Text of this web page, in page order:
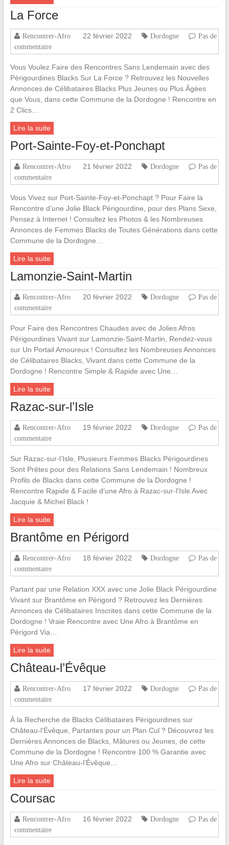
La Force
Rencontrer-Afro 22 février 2022 Dordogne
Pas de
commentaire
Vous Voulez Faire des Rencontres Sans Lendemain avec des
Périgourdines Blacks Sur La Force ? Retrouvez les Nouvelles
Annonces de Célibataires Blacks Plus Jeunes ou Plus Âgées
que Vous, dans cette Commune de la Dordogne ! Rencontre en
2 Clics…
Lire la suite
Port-Sainte-Foy-et-Ponchapt
Rencontrer-Afro 21 février 2022 Dordogne
Pas de
commentaire
Vous Vivez sur Port-Sainte-Foy-et-Ponchapt ? Pour Faire la
Rencontre d’une Jolie Black Périgourdine, pour des Plans Sexe,
Pensez à Internet ! Consultez les Photos & les Nombreuses
Annonces de Femmes Blacks de Toutes Générations dans cette
Commune de la Dordogne…
Lire la suite
Lamonzie-Saint-Martin
Rencontrer-Afro 20 février 2022 Dordogne
Pas de
commentaire
Pour Faire des Rencontres Chaudes avec de Jolies Afros
Périgourdines Vivant sur Lamonzie-Saint-Martin, Rendez-vous
sur Un Portail Amoureux ! Consultez les Nombreuses Annonces
de Célibataires Blacks, Vivant dans cette Commune de la
Dordogne ! Rencontre Simple & Rapide avec Une…
Lire la suite
Razac-sur-l’Isle
Rencontrer-Afro 19 février 2022 Dordogne
Pas de
commentaire
Sur Razac-sur-l’Isle, Plusieurs Femmes Blacks Périgourdines
Sont Prêtes pour des Relations Sans Lendemain ! Nombreux
Profils de Blacks dans cette Commune de la Dordogne !
Rencontre Rapide & Facile d’une Afro à Razac-sur-l’Isle Avec
Jacquie & Michel Black !
Lire la suite
Brantôme en Périgord
Rencontrer-Afro 18 février 2022 Dordogne
Pas de
commentaire
Partant par une Relation XXX avec une Jolie Black Périgourdine
Vivant sur Brantôme en Périgord ? Retrouvez les Dernières
Annonces de Célibataires Inscrites dans cette Commune de la
Dordogne ! Vraie Rencontre avec Une Afro à Brantôme en
Périgord Via…
Lire la suite
Château-l’Évêque
Rencontrer-Afro 17 février 2022 Dordogne
Pas de
commentaire
À la Recherche de Blacks Célibataires Périgourdines sur
Château-l’Évêque, Partantes pour un Plan Cul ? Découvrez les
Dernières Annonces de Blacks, Mâtures ou Jeunes, de cette
Commune de la Dordogne ! Rencontre 100 % Garantie avec
Une Afro sur Château-l’Évêque…
Lire la suite
Coursac
Rencontrer-Afro 16 février 2022 Dordogne
Pas de
commentaire